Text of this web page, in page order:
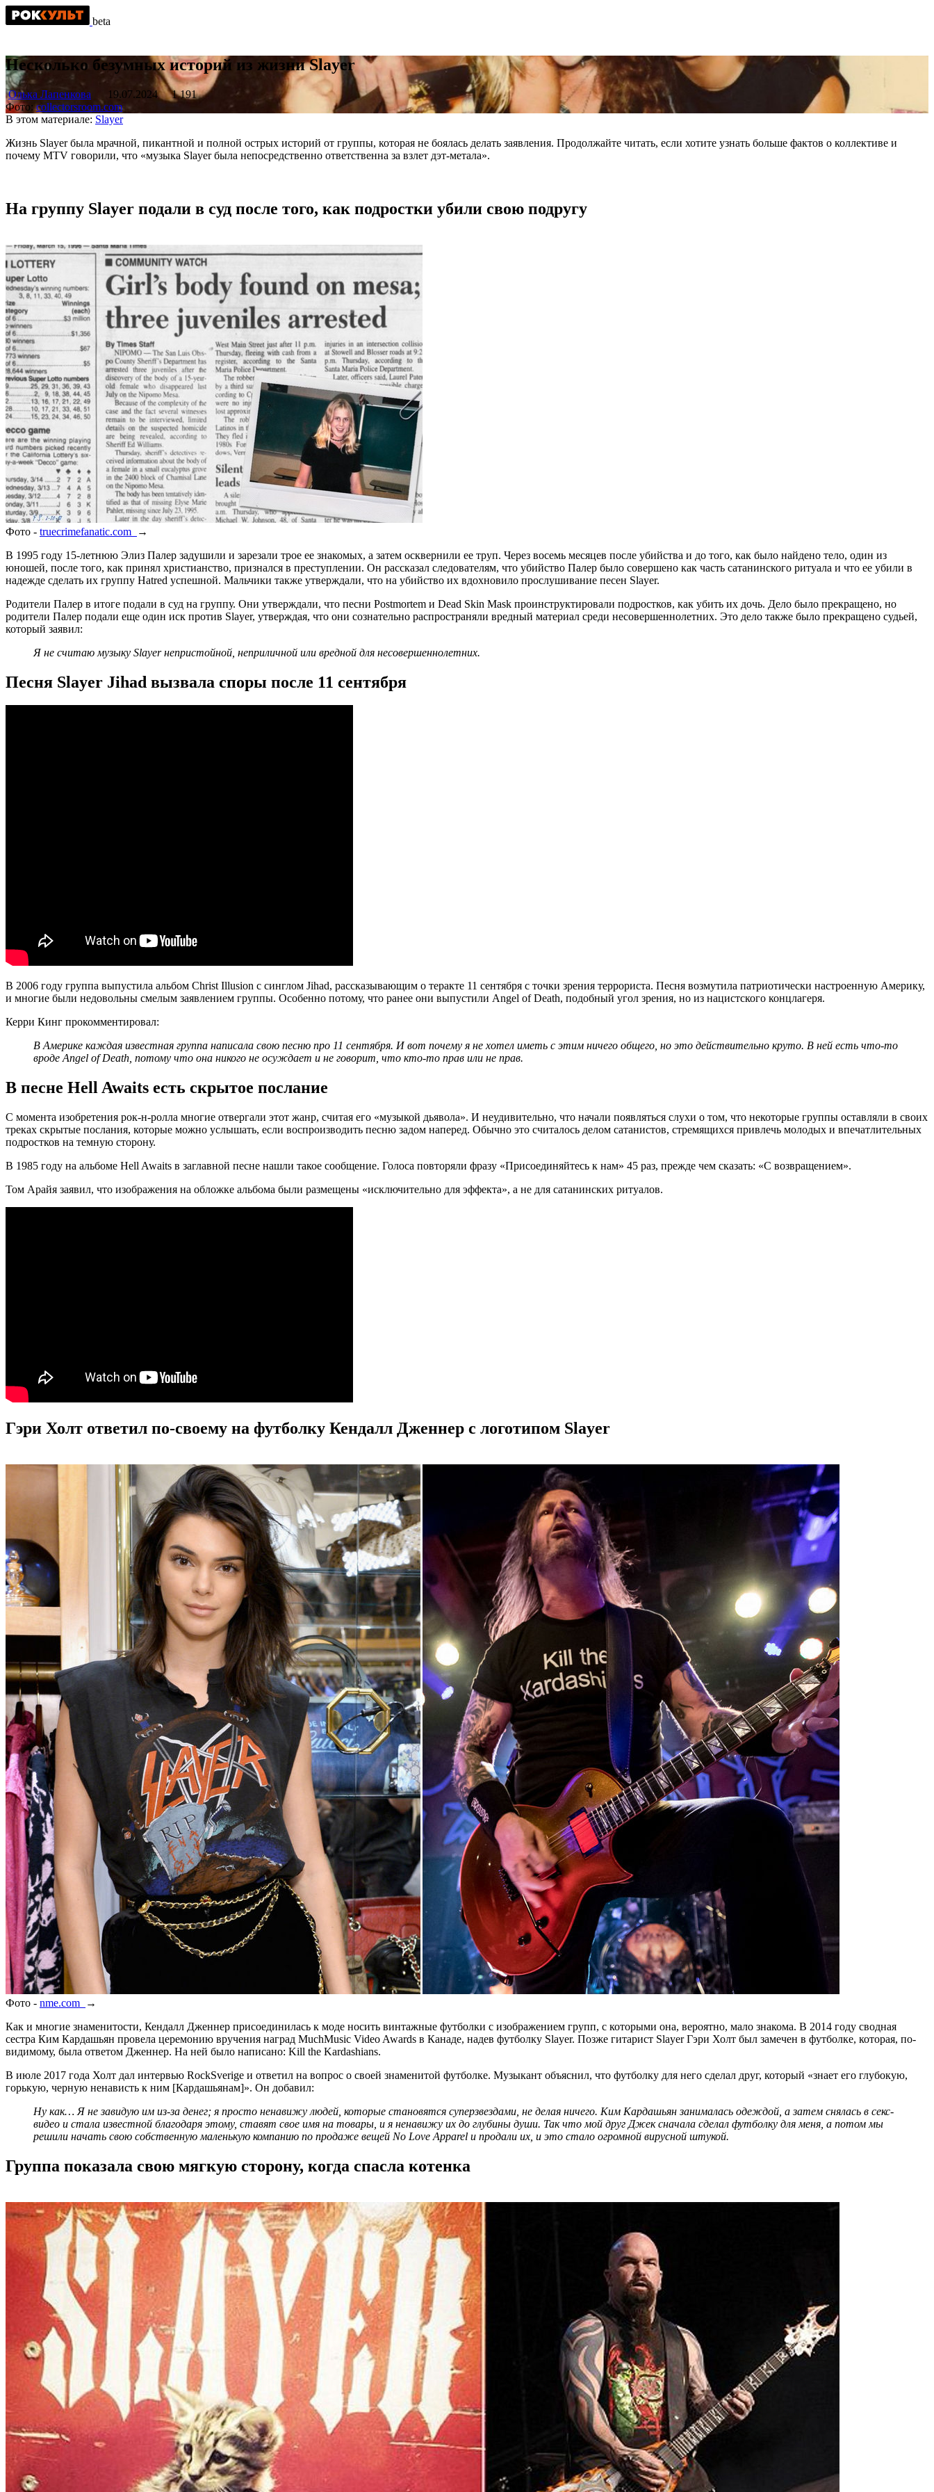
beta
Несколько безумных историй из жизни Slayer
Олька Лапенкова 19.07.2024
1 191
Фото:collectorsroom.com
В этом материале: Slayer
Жизнь Slayer была мрачной, пикантной и полной острых историй от группы, которая не боялась делать заявления. Продолжайте читать, если хотите узнать больше фактов о коллективе и
почему MTV говорили, что «музыка Slayer была непосредственно ответственна за взлет дэт-метала».
На группу Slayer подали в суд после того, как подростки убили свою подругу
Фото - truecrimefanatic.com
→
В 1995 году 15-летнюю Элиз Палер задушили и зарезали трое ее знакомых, а затем осквернили ее труп. Через восемь месяцев после убийства и до того, как было найдено тело, один из
юношей, после того, как принял христианство, признался в преступлении. Он рассказал следователям, что убийство Палер было совершено как часть сатанинского ритуала и что ее убили в
надежде сделать их группу Hatred успешной. Мальчики также утверждали, что на убийство их вдохновило прослушивание песен Slayer.
Родители Палер в итоге подали в суд на группу. Они утверждали, что песни Postmortem и Dead Skin Mask проинструктировали подростков, как убить их дочь. Дело было прекращено, но
родители Палер подали еще один иск против Slayer, утверждая, что они сознательно распространяли вредный материал среди несовершеннолетних. Это дело также было прекращено судьей,
который заявил:
Я не считаю музыку Slayer непристойной, неприличной или вредной для несовершеннолетних.
Песня Slayer Jihad вызвала споры после 11 сентября
В 2006 году группа выпустила альбом Christ Illusion с синглом Jihad, рассказывающим о теракте 11 сентября с точки зрения террориста. Песня возмутила патриотически настроенную Америку,
и многие были недовольны смелым заявлением группы. Особенно потому, что ранее они выпустили Angel of Death, подобный угол зрения, но из нацистского концлагеря.
Керри Кинг прокомментировал:
В Америке каждая известная группа написала свою песню про 11 сентября. И вот почему я не хотел иметь с этим ничего общего, но это действительно круто. В ней есть что-то
вроде Angel of Death, потому что она никого не осуждает и не говорит, что кто-то прав или не прав.
В песне Hell Awaits есть скрытое послание
С момента изобретения рок-н-ролла многие отвергали этот жанр, считая его «музыкой дьявола». И неудивительно, что начали появляться слухи о том, что некоторые группы оставляли в своих
треках скрытые послания, которые можно услышать, если воспроизводить песню задом наперед. Обычно это считалось делом сатанистов, стремящихся привлечь молодых и впечатлительных
подростков на темную сторону.
В 1985 году на альбоме Hell Awaits в заглавной песне нашли такое сообщение. Голоса повторяли фразу «Присоединяйтесь к нам» 45 раз, прежде чем сказать: «С возвращением».
Том Арайя заявил, что изображения на обложке альбома были размещены «исключительно для эффекта», а не для сатанинских ритуалов.
Гэри Холт ответил по-своему на футболку Кендалл Дженнер с логотипом Slayer
Фото - nme.com
→
Как и многие знаменитости, Кендалл Дженнер присоединилась к моде носить винтажные футболки с изображением групп, с которыми она, вероятно, мало знакома. В 2014 году сводная
сестра Ким Кардашьян провела церемонию вручения наград MuchMusic Video Awards в Канаде, надев футболку Slayer. Позже гитарист Slayer Гэри Холт был замечен в футболке, которая, по-
видимому, была ответом Дженнер. На ней было написано: Kill the Kardashians.
В июле 2017 года Холт дал интервью RockSverige и ответил на вопрос о своей знаменитой футболке. Музыкант объяснил, что футболку для него сделал друг, который «знает его глубокую,
горькую, черную ненависть к ним [Кардашьянам]». Он добавил:
Ну как… Я не завидую им из-за денег; я просто ненавижу людей, которые становятся суперзвездами, не делая ничего. Ким Кардашьян занималась одеждой, а затем снялась в секс-
видео и стала известной благодаря этому, ставят свое имя на товары, и я ненавижу их до глубины души. Так что мой друг Джек сначала сделал футболку для меня, а потом мы
решили начать свою собственную маленькую компанию по продаже вещей No Love Apparel и продали их, и это стало огромной вирусной штукой.
Группа показала свою мягкую сторону, когда спасла котенка